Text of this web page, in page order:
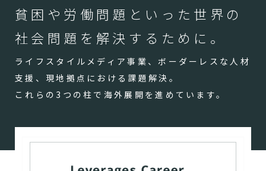
貧困や労働問題といった世界の
社会問題を解決するために。
ライフスタイルメディア事業、ボーダーレスな人材
支援、現地拠点における課題解決。
これらの3つの柱で海外展開を進めています。